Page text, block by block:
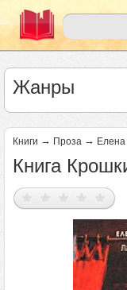
Жанры
Книги → Проза →
Книга